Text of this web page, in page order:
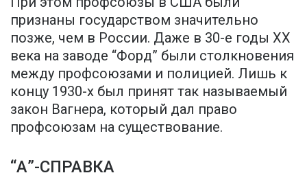
признаны государством значительно
позже, чем в России. Даже в 30-е годы XX
века на заводе “Форд” были столкновения
между профсоюзами и полицией. Лишь к
концу 1930-х был принят так называемый
закон Вагнера, который дал право
профсоюзам на существование.
“А”-СПРАВКА